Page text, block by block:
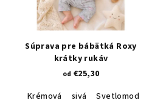
Súprava pre bábätká Roxy
krátky rukáv
od €25,30
Krémová
sivá Svetlomodrá